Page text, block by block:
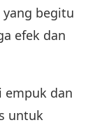
begitu
efek dan
empuk dan
untuk